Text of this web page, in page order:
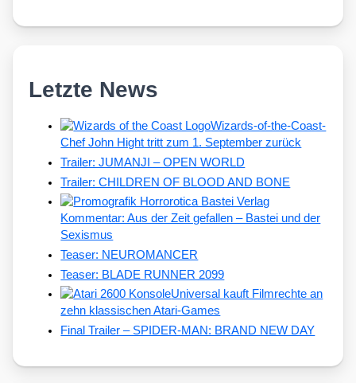
Letzte News
Wizards-of-the-Coast-
Chef John Hight tritt zum 1. September zurück
Trailer: JUMANJI – OPEN WORLD
Trailer: CHILDREN OF BLOOD AND BONE
Kommentar: Aus der Zeit gefallen – Bastei und der
Sexismus
Teaser: NEUROMANCER
Teaser: BLADE RUNNER 2099
Universal kauft Filmrechte an
zehn klassischen Atari-Games
Final Trailer – SPIDER-MAN: BRAND NEW DAY